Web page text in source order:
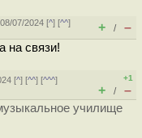
07/2024 [^] [^^]
+ / –
на связи!
[^] [^^] [^^^]
+1
+ / –
училище